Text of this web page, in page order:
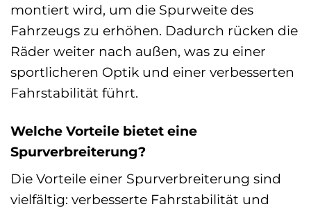
montiert wird, um die Spurweite des
Fahrzeugs zu erhöhen. Dadurch rücken die
Räder weiter nach außen, was zu einer
sportlicheren Optik und einer verbesserten
Fahrstabilität führt.
Welche Vorteile bietet eine
Spurverbreiterung?
Die Vorteile einer Spurverbreiterung sind
vielfältig: verbesserte Fahrstabilität und